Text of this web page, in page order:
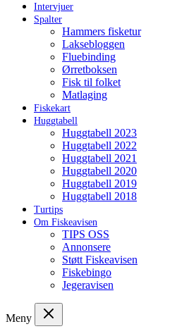
Intervjuer
Spalter
Hammers fisketur
Laksebloggen
Fluebinding
Ørretboksen
Fisk til folket
Matlaging
Fiskekart
Huggtabell
Huggtabell 2023
Huggtabell 2022
Huggtabell 2021
Huggtabell 2020
Huggtabell 2019
Huggtabell 2018
Turtips
Om Fiskeavisen
TIPS OSS
Annonsere
Støtt Fiskeavisen
Fiskebingo
Jegeravisen
Meny